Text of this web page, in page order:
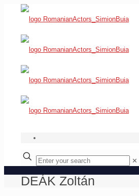
✕
DEÁK Zoltán